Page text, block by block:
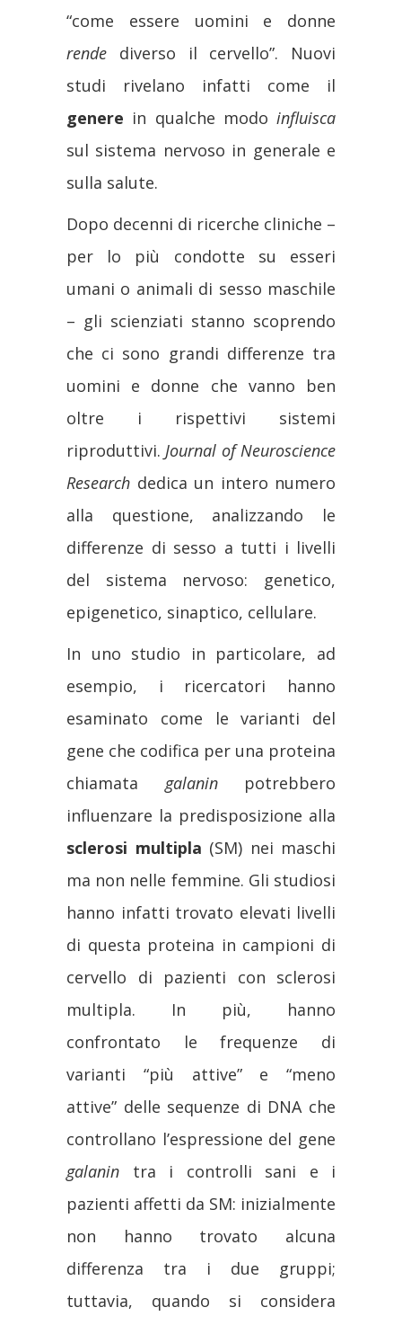
“come essere uomini e donne
rende diverso il cervello”. Nuovi
studi rivelano infatti come il
genere in qualche modo influisca
sul sistema nervoso in generale e
sulla salute.
Dopo decenni di ricerche cliniche –
per lo più condotte su esseri
umani o animali di sesso maschile
– gli scienziati stanno scoprendo
che ci sono grandi differenze tra
uomini e donne che vanno ben
oltre i rispettivi sistemi
riproduttivi. Journal of Neuroscience
Research dedica un intero numero
alla questione, analizzando le
differenze di sesso a tutti i livelli
del sistema nervoso: genetico,
epigenetico, sinaptico, cellulare.
In uno studio in particolare, ad
esempio, i ricercatori hanno
esaminato come le varianti del
gene che codifica per una proteina
chiamata galaninpotrebbero
influenzare la predisposizione alla
sclerosi multipla (SM) nei maschi
ma non nelle femmine. Gli studiosi
hanno infatti trovato elevati livelli
di questa proteina in campioni di
cervello di pazienti con sclerosi
multipla. In più, hanno
confrontato le frequenze di
varianti “più attive” e “meno
attive” delle sequenze di DNA che
controllano l’espressione del gene
galanin tra i controlli sani e i
pazienti affetti da SM: inizialmente
non hanno trovato alcuna
differenza tra i due gruppi;
tuttavia, quando si considera